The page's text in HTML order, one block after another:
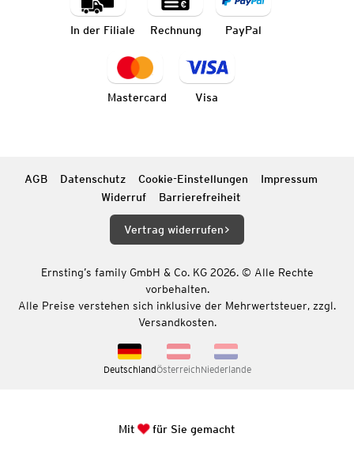
In der Filiale Rechnung PayPal
Mastercard Visa
AGB Datenschutz Cookie-Einstellungen
Impressum
Widerruf
Barrierefreiheit
Vertrag widerrufen
Ernsting’s family GmbH & Co. KG 2026. © Alle Rechte
vorbehalten.
Alle Preise verstehen sich inklusive der Mehrwertsteuer, zzgl.
Versandkosten.
DeutschlandÖsterreichNiederlande
Mit für Sie gemacht